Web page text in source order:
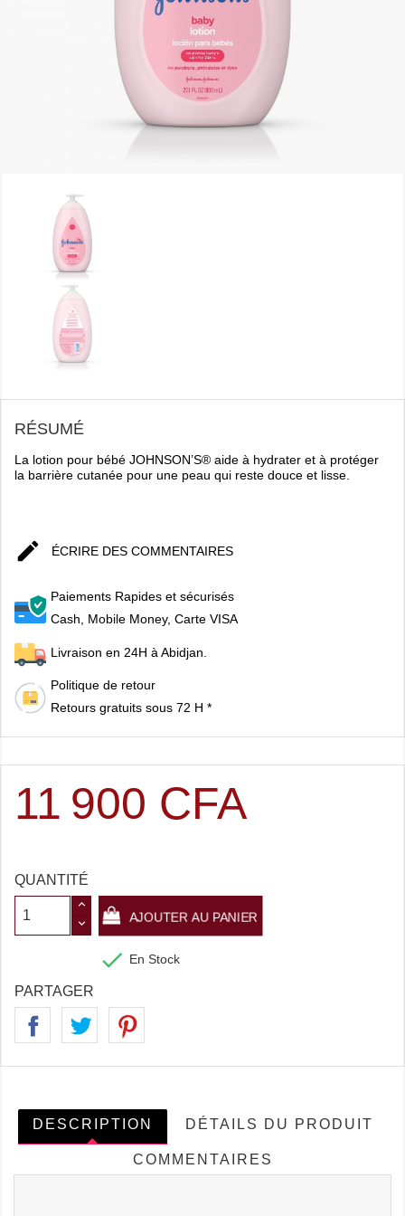
RÉSUMÉ
La lotion pour bébé JOHNSON’S® aide à hydrater et à protéger
la barrière cutanée pour une peau qui reste douce et lisse.
 ÉCRIRE DES COMMENTAIRES
Paiements Rapides et sécurisés
Cash, Mobile Money, Carte VISA
Livraison en 24H à Abidjan.
Politique de retour
Retours gratuits sous 72 H *
11 900 CFA
QUANTITÉ
AJOUTER AU PANIER
 En Stock
PARTAGER
DESCRIPTION DÉTAILS DU PRODUIT
COMMENTAIRES